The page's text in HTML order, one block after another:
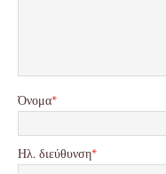
Όνομα*
Ηλ. διεύθυνση*